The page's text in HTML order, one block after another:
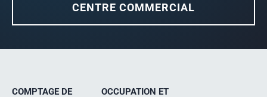
CENTRE COMMERCIAL
COMPTAGE DE
OCCUPATION ET